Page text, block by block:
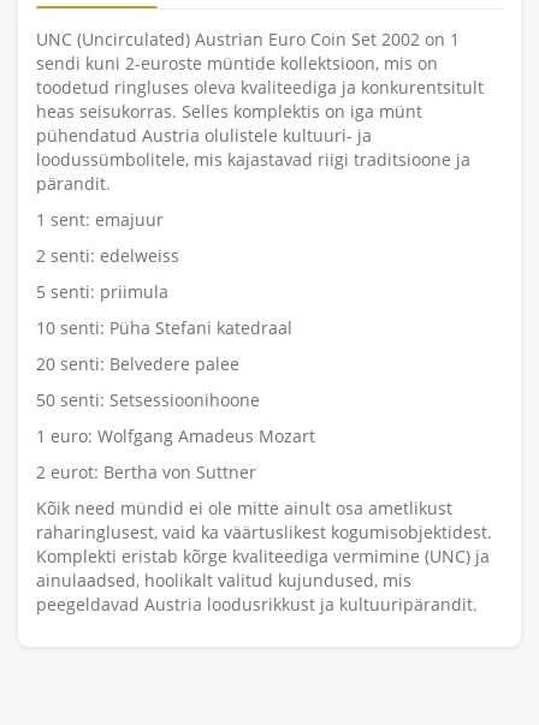
UNC (Uncirculated) Austrian Euro Coin Set 2002 on 1
sendi kuni 2-euroste müntide kollektsioon, mis on
toodetud ringluses oleva kvaliteediga ja konkurentsitult
heas seisukorras. Selles komplektis on iga münt
pühendatud Austria olulistele kultuuri- ja
loodussümbolitele, mis kajastavad riigi traditsioone ja
pärandit.
1 sent: emajuur
2 senti: edelweiss
5 senti: priimula
10 senti: Püha Stefani katedraal
20 senti: Belvedere palee
50 senti: Setsessioonihoone
1 euro: Wolfgang Amadeus Mozart
2 eurot: Bertha von Suttner
Kõik need mündid ei ole mitte ainult osa ametlikust
raharinglusest, vaid ka väärtuslikest kogumisobjektidest.
Komplekti eristab kõrge kvaliteediga vermimine (UNC) ja
ainulaadsed, hoolikalt valitud kujundused, mis
peegeldavad Austria loodusrikkust ja kultuuripärandit.